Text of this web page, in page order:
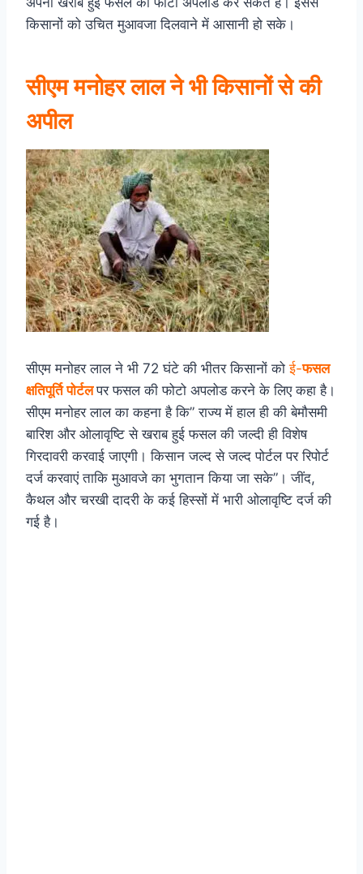
किसानों को उचित मुआवजा दिलवाने में आसानी हो सके।
सीएम मनोहर लाल ने भी किसानों से की
अपील
सीएम मनोहर लाल ने भी 72 घंटे की भीतर किसानों कोई-फसल
क्षतिपूर्ति पोर्टलपर फसल की फोटो अपलोड करने के लिए कहा है।
सीएम मनोहर लाल का कहना है कि” राज्य में हाल ही की बेमौसमी
बारिश और ओलावृष्टि से खराब हुई फसल की जल्दी ही विशेष
गिरदावरी करवाई जाएगी। किसान जल्द से जल्द पोर्टल पर रिपोर्ट
दर्ज करवाएं ताकि मुआवजे का भुगतान किया जा सके”। जींद,
कैथल और चरखी दादरी के कई हिस्सों में भारी ओलावृष्टि दर्ज की
गई है।